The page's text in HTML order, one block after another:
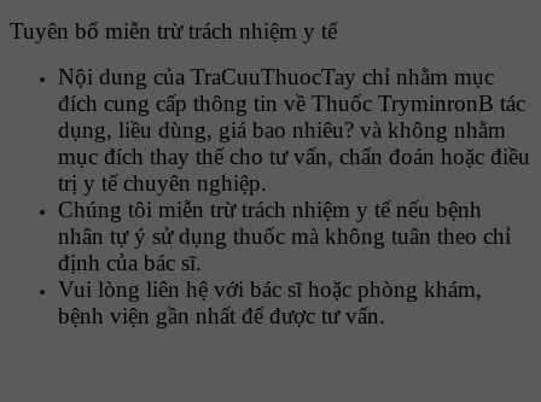
Tuyên bố miễn trừ trách nhiệm y tế
Nội dung của TraCuuThuocTay chỉ nhằm mục
đích cung cấp thông tin về Thuốc TryminronB tác
dụng, liều dùng, giá bao nhiêu? và không nhằm
mục đích thay thế cho tư vấn, chẩn đoán hoặc điều
trị y tế chuyên nghiệp.
Chúng tôi miễn trừ trách nhiệm y tế nếu bệnh
nhân tự ý sử dụng thuốc mà không tuân theo chỉ
định của bác sĩ.
Vui lòng liên hệ với bác sĩ hoặc phòng khám,
bệnh viện gần nhất để được tư vấn.